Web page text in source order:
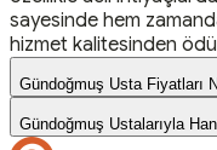
sayesinde hem
hizmet kalitesinden
Gündoğmuş Usta Fiyatları
Gündoğmuş Ustalarıyla